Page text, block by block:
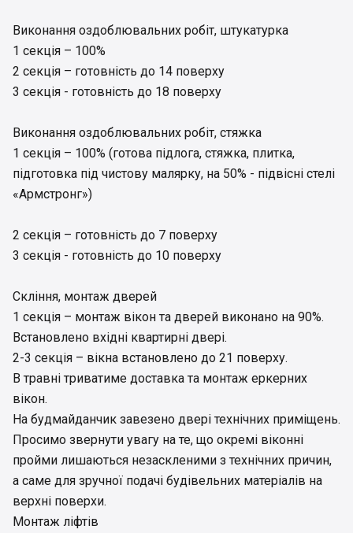
Виконання оздоблювальних робіт, штукатурка
1 секція – 100%
2 секція – готовність до 14 поверху
3 секція - готовність до 18 поверху
Виконання оздоблювальних робіт, стяжка
1 секція – 100% (готова підлога, стяжка, плитка,
підготовка під чистову малярку, на 50% - підвісні стелі
«Армстронг»)
2 секція – готовність до 7 поверху
3 секція - готовність до 10 поверху
Скління, монтаж дверей
1 секція – монтаж вікон та дверей виконано на 90%.
Встановлено вхідні квартирні двері.
2-3 секція – вікна встановлено до 21 поверху.
В травні триватиме доставка та монтаж еркерних
вікон.
На будмайданчик завезено двері технічних приміщень.
Просимо звернути увагу на те, що окремі віконні
пройми лишаються незаскленими з технічних причин,
а саме для зручної подачі будівельних матеріалів на
верхні поверхи.
Монтаж ліфтів